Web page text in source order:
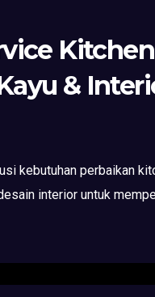
&
kebutuhan perbaikan
interior untuk